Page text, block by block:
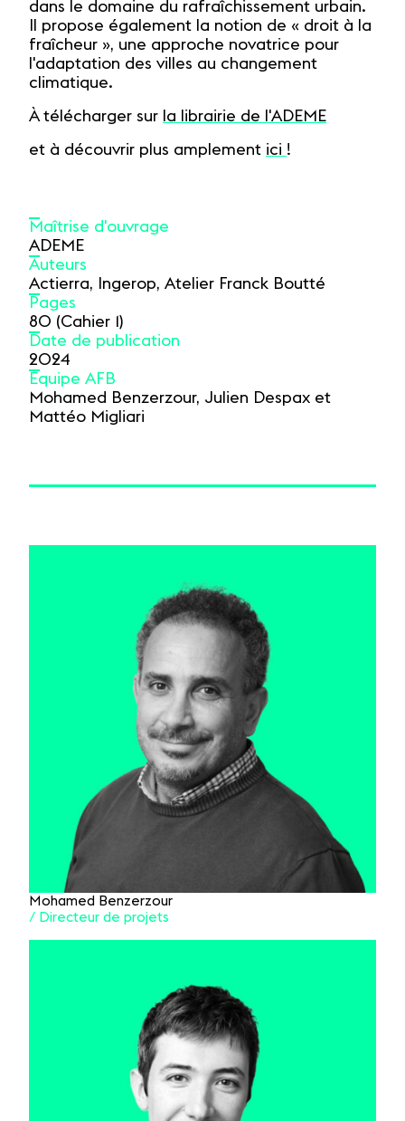
dans le domaine du rafraîchissement urbain.
Il propose également la notion de « droit à la
fraîcheur », une approche novatrice pour
l'adaptation des villes au changement
climatique.
À télécharger sur la librairie de l'ADEME
et à découvrir plus amplement ici !
Maîtrise d'ouvrage
ADEME
Auteurs
Actierra, Ingerop, Atelier Franck Boutté
Pages
80 (Cahier 1)
Date de publication
2024
Équipe AFB
Mohamed Benzerzour, Julien Despax et
Mattéo Migliari
Mohamed Benzerzour
/ Directeur de projets